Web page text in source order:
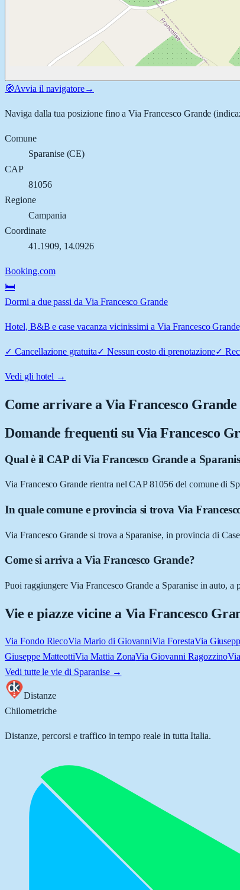
🧭Avvia il navigatore→
Naviga dalla tua posizione fino aVia Francesco Grande
Comune
Sparanise(CE)
CAP
81056
Regione
Campania
Coordinate
41.1909, 14.0926
Booking.com
🛏️
Dormi a due passi da Via Francesco Grande
Hotel, B&B e case vacanza vicinissimi a Via Francesco
✓ Cancellazione gratuita✓ Nessun costo di prenotazione✓
Vedi gli hotel →
Come arrivare aVia Francesco Grande
Domande frequenti su Via Francesco
Qual è il CAP di Via Francesco Grande a
Via Francesco Grande rientra nel CAP 81056 del comune di
In quale comune e provincia si trova Via
Via Francesco Grande si trova a Sparanise, in provincia di
Come si arriva a Via Francesco Grande?
Puoi raggiungere Via Francesco Grande a Sparanise in auto,
Vie e piazze vicine a Via Francesco
Via Fondo RiecoVia Mario di GiovanniVia ForestaVia
Giuseppe MatteottiVia Mattia ZonaVia Giovanni Ragozzino
Vedi tutte le vie di Sparanise→
Distanze
Chilometriche
Distanze, percorsi e traffico in tempo reale in tutta Italia.